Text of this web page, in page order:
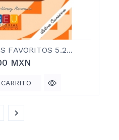
FAVORITOS 5.2...
MXN